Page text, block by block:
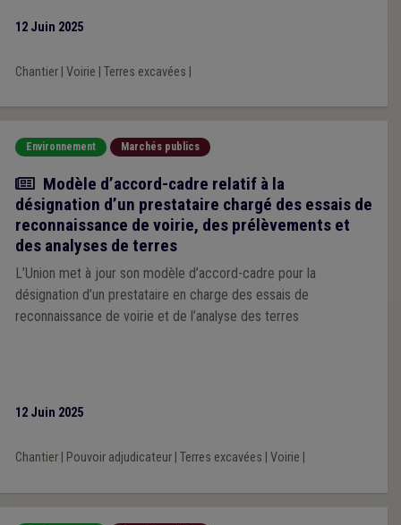
12 Juin 2025
Chantier| Voirie Terres excavées
Environnement Marchés publics
Actualité
Modèle d’accord-cadre relatif à la
désignation d’un prestataire chargé des essais de
reconnaissance de voirie, des prélèvements et
des analyses de terres
L’Union met à jour son modèle d’accord-cadre pour la
désignation d’un prestataire en charge des essais de
reconnaissance de voirie et de l’analyse des terres
12 Juin 2025
Chantier| Pouvoir adjudicateur| Terres excavées Voirie